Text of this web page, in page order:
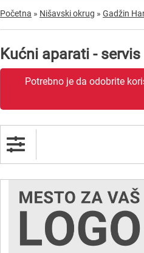
Početna » Nišavski okrug » Gadžin
Kućni aparati -
Potrebno je da odobrite